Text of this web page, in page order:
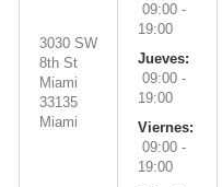
3030 SW
8th St
Miami
33135
Miami
09:00 -
19:00
Jueves:
09:00 -
19:00
Viernes:
09:00 -
19:00